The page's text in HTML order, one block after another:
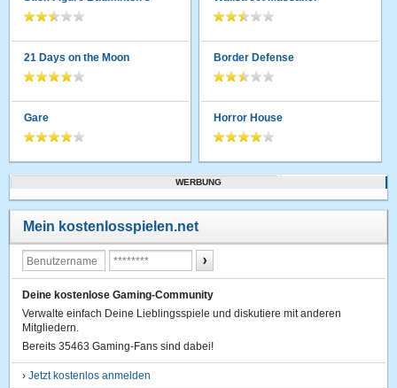
21 Days on the Moon
Gare
Border Defense
Horror House
WERBUNG
Mein kostenlosspielen.net
Deine kostenlose Gaming-Community
Verwalte einfach Deine Lieblingsspiele und diskutiere mit anderen
Mitgliedern.
Bereits 35463 Gaming-Fans sind dabei!
›Jetzt kostenlos anmelden